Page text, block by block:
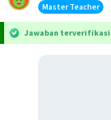
Master Teacher
Jawaban terverifikasi